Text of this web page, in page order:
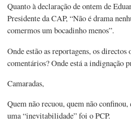
Quanto à declaração de ontem de
Presidente da CAP, “Não é drama
comermos um bocadinho menos”.
Onde estão as reportagens, os directos
comentários? Onde está a indignação
Camaradas,
Quem não recuou, quem não
uma “inevitabilidade” foi o PCP.